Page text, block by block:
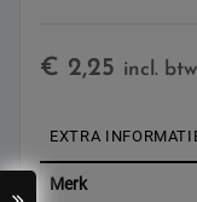
€ 2,25 incl. btw
EXTRA
Merk